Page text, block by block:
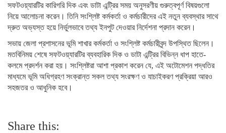
সফটওয়্যারটির কারিগরি দিক এবং ডাটা এন্ট্রির সময় অনুসরণীয় গুরুত্বপূর্ণ বিষয়গুলো
নিয়ে আলোচনা করেন। তিনি সংশ্লিষ্ট কর্মকর্তা ও কর্মচারীদের এই নতুন ব্যবস্থার সাথে
দ্রুত অভ্যস্ত হয়ে নির্ভুলভাবে তথ্য ইনপুট দেওয়ার নির্দেশনা প্রদান করেন।
সভায় জেলা প্রশাসনের ভূমি শাখার কর্মকর্তা ও সংশ্লিষ্ট কর্মচারীবৃন্দ উপস্থিত ছিলেন।
মতবিনিময় শেষে সফটওয়্যারটির ব্যবহারিক দিক ও ডাটা এন্ট্রির বিভিন্ন ধাপ হাতে-
কলমে প্রদর্শন করা হয়। সংশ্লিষ্টরা আশা প্রকাশ করেন যে, এই অটোমেশন পদ্ধতির
মাধ্যমে ভূমি অধিগ্রহণ সংক্রান্ত সকল তথ্য সংরক্ষণ ও যাচাইকরণ প্রক্রিয়া আরও
সহজতর ও আধুনিক হবে।
Share this: